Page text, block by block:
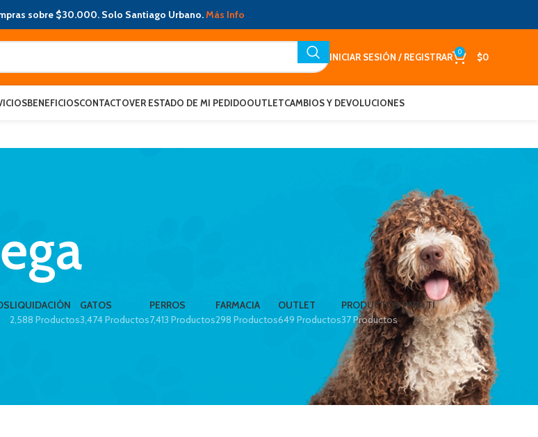
sobre $30.000. Solo Santiago Urbano.Más Info
INICIAR SESIÓN / REGISTRAR 0 $0
BENEFICIOSCONTACTOVER ESTADO DE MI PEDIDOOUTLETCAMBIOS Y DEVOLUCIONES
LIQUIDACIÓN
2,588 Productos
GATOS
3,474 Productos
PERROS
7,413 Productos
FARMACIA
298 Productos
OUTLET
649 Productos
PRODUCTOS PARA TI
37 Productos